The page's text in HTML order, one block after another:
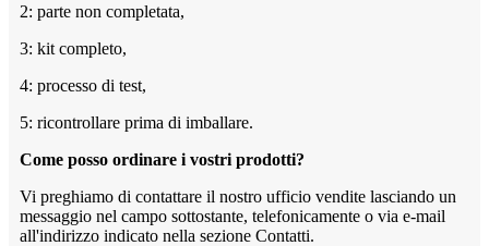
2: parte non completata,
3: kit completo,
4: processo di test,
5: ricontrollare prima di imballare.
Come posso ordinare i vostri prodotti?
Vi preghiamo di contattare il nostro ufficio vendite lasciando un
messaggio nel campo sottostante, telefonicamente o via e-mail
all'indirizzo indicato nella sezione Contatti.